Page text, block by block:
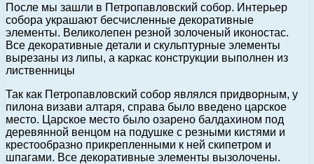
После мы зашли в Петропавловский собор. Интерьер
собора украшают бесчисленные декоративные
элементы. Великолепен резной золоченый иконостас.
Все декоративные детали и скульптурные элементы
вырезаны из липы, а каркас конструкции выполнен из
лиственницы
Так как Петропавловский собор являлся придворным, у
пилона визави алтаря, справа было введено царское
место. Царское место было озарено балдахином под
деревянной венцом на подушке с резными кистями и
крестообразно прикрепленными к ней скипетром и
шпагами. Все декоративные элементы вызолочены.